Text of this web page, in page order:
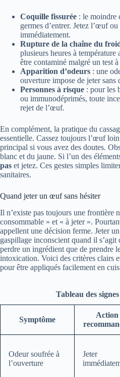
Coquille fissurée : le moindre
germes d’entrer. Jetez l’œuf
immédiatement.
Rupture de la chaîne du
plusieurs heures à température
être contaminé malgré un test
Apparition d’odeurs : une
ouverture impose de jeter sans
Personnes à risque : pour les
ou immunodéprimés, toute
rejet de l’œuf.
En complément, la pratique du
essentielle. Cassez toujours l’œuf
principal si vous avez des doutes.
blanc et du jaune. Si l’un des
pas et jetez. Ces gestes simples
sanitaires.
Quand jeter un œuf sans hésiter
Il n’existe pas toujours une frontière
consommable » et « à jeter ».
appellent une décision ferme. Jeter
gaspillage inconscient quand il
perdre un ingrédient que de prendre
intoxication. Voici des critères clairs
pour être appliqués facilement en
Tableau des
Symptôme
Action
Odeur soufrée à
l’ouverture
Jeter